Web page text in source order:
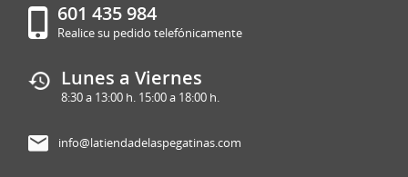
601 435 984
Realice su pedido telefónicamente
Lunes a Viernes
8:30 a 13:00 h. 15:00 a 18:00 h.
info@latiendadelaspegatinas.com